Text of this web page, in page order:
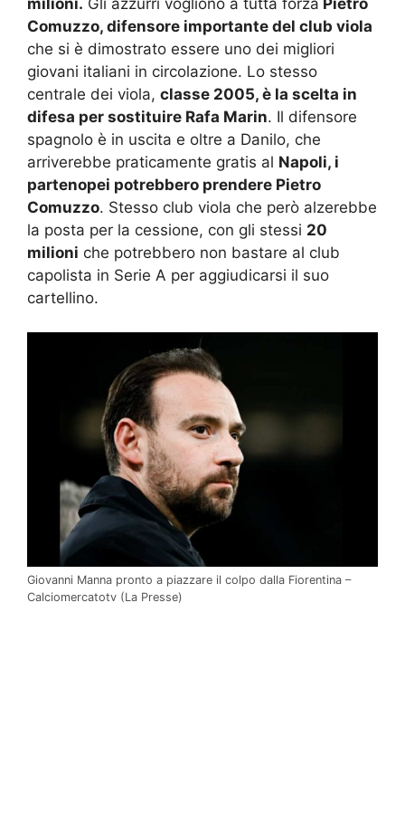
Comuzzo, difensore importante del club viola
che si è dimostrato essere uno dei migliori
giovani italiani in circolazione. Lo stesso
centrale dei viola, classe 2005, è la scelta in
difesa per sostituire Rafa Marin. Il difensore
spagnolo è in uscita e oltre a Danilo, che
arriverebbe praticamente gratis al Napoli, i
partenopei potrebbero prendere Pietro
Comuzzo. Stesso club viola che però alzerebbe
la posta per la cessione, con gli stessi 20
milioni che potrebbero non bastare al club
capolista in Serie A per aggiudicarsi il suo
cartellino.
Giovanni Manna pronto a piazzare il colpo dalla Fiorentina –
Calciomercatotv (La Presse)